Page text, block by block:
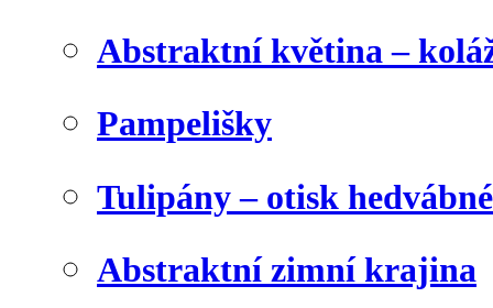
Abstraktní květina –
Pampelišky
Tulipány – otisk
Abstraktní zimní krajina